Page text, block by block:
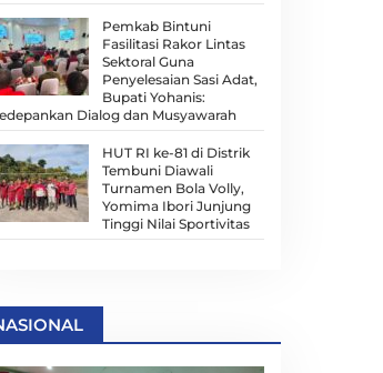
Pemkab Bintuni
Fasilitasi Rakor Lintas
Sektoral Guna
Penyelesaian Sasi Adat,
Bupati Yohanis:
Dialog dan Musyawarah
HUT RI ke-81 di Distrik
Tembuni Diawali
Turnamen Bola Volly,
Yomima Ibori Junjung
Tinggi Nilai Sportivitas